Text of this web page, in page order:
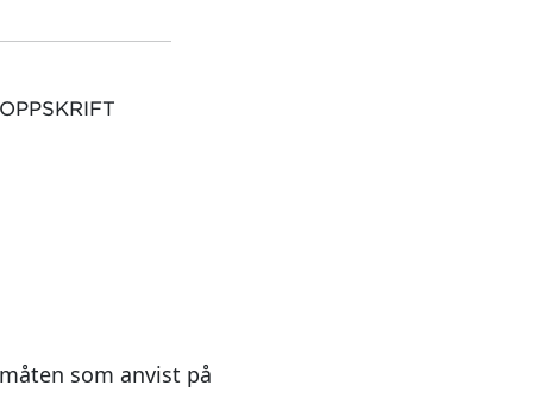
som anvist på